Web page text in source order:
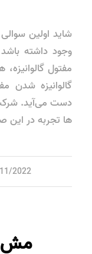
شاید اولین
وجود داشته
مفتول
گالوانیزه شدن
دست می‌آید.
ها تجربه در
2022
/
مش